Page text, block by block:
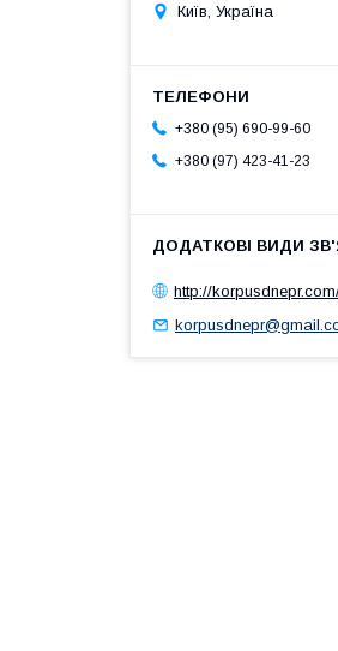
Київ, Україна
+380 (95) 690-99-60
+380 (97) 423-41-23
http://